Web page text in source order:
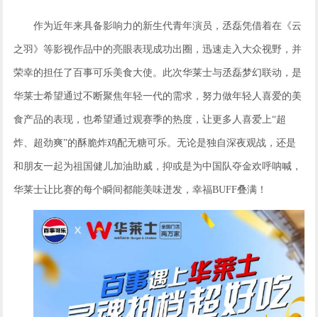
作为近年来具备影响力的新生代青年演员，丞磊凭借着在《云
之羽》等影视作品中的亮眼表现成功出圈，迅速走入大众视野，并
荣幸的担任了 百事可乐美食大使。此次华莱士与丞磊梦幻联动，是
华莱士希望通过不断聚焦年轻一代的需求，努力做年轻人喜爱的美
食产品的表现，也希望通过观赛季的热度，让更多人喜爱上“超
炸、超劲爽”的酥脆炸鸡配无糖可乐。无论是独自深夜观战，还是
和朋友一起为祖国健儿加油助威，抑或是为中国队夺金欢呼呐喊，
华莱士让比赛的每个瞬间都能美味迸发，幸福BUFF叠满 ！